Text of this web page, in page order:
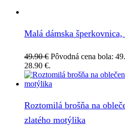
Malá dámska
49.90€ Pôvodná cena bola:
28.90 €.
Roztomilá brošňa na
zlatého motýlika